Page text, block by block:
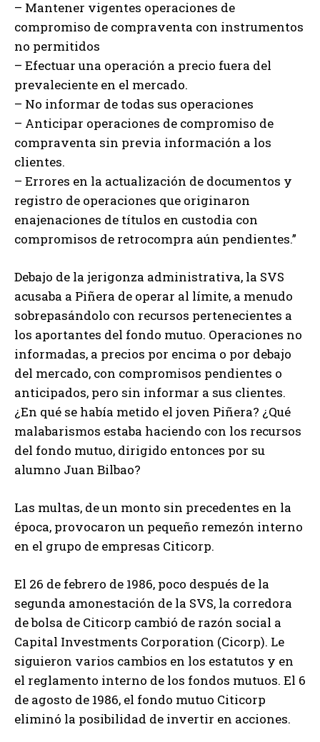
– Mantener vigentes operaciones de
compromiso de compraventa con instrumentos
no permitidos
– Efectuar una operación a precio fuera del
prevaleciente en el mercado.
– No informar de todas sus operaciones
– Anticipar operaciones de compromiso de
compraventa sin previa información a los
clientes.
– Errores en la actualización de documentos y
registro de operaciones que originaron
enajenaciones de títulos en custodia con
compromisos de retrocompra aún pendientes.”
Debajo de la jerigonza administrativa, la SVS
acusaba a Piñera de operar al límite, a menudo
sobrepasándolo con recursos pertenecientes a
los aportantes del fondo mutuo. Operaciones no
informadas, a precios por encima o por debajo
del mercado, con compromisos pendientes o
anticipados, pero sin informar a sus clientes.
¿En qué se había metido el joven Piñera? ¿Qué
malabarismos estaba haciendo con los recursos
del fondo mutuo, dirigido entonces por su
alumno Juan Bilbao?
Las multas, de un monto sin precedentes en la
época, provocaron un pequeño remezón interno
en el grupo de empresas Citicorp.
El 26 de febrero de 1986, poco después de la
segunda amonestación de la SVS, la corredora
de bolsa de Citicorp cambió de razón social a
Capital Investments Corporation (Cicorp). Le
siguieron varios cambios en los estatutos y en
el reglamento interno de los fondos mutuos. El 6
de agosto de 1986, el fondo mutuo Citicorp
eliminó la posibilidad de invertir en acciones.